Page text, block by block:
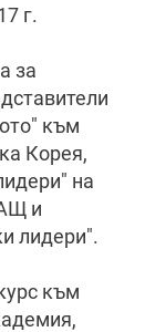
г.
за
към
Корея,
на
и
лидери".
към